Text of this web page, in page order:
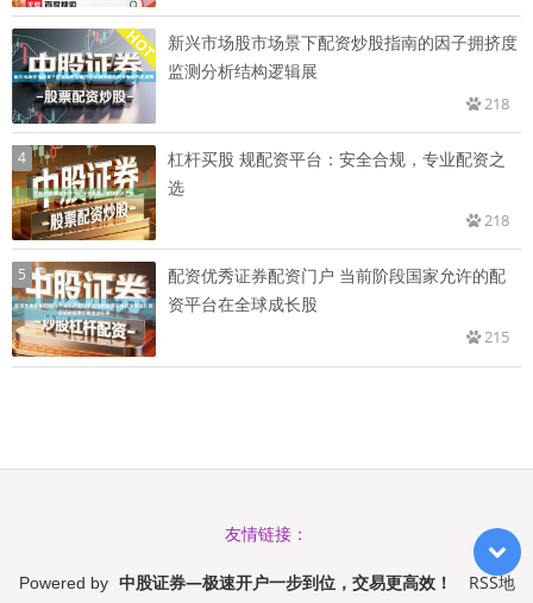
新兴市场股市场景下配资炒股指南的因子拥挤度
监测分析结构逻辑展
218
4
杠杆买股 规配资平台：安全合规，专业配资之
选
218
5
配资优秀证券配资门户 当前阶段国家允许的配
资平台在全球成长股
215
友情链接：
Powered by 中股证券—极速开户一步到位，交易更高效！
RSS地